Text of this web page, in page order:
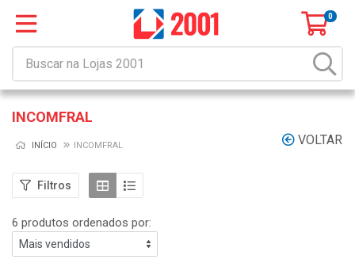
0
INCOMFRAL
VOLTAR
INÍCIO INCOMFRAL
Filtros
6 produtos ordenados por: